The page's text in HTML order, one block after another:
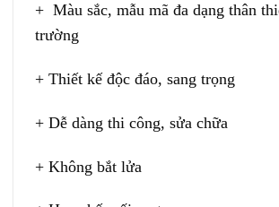
+ Màu sắc, mẫu mã đa dạng thân
trường
+ Thiết kế độc đáo, sang trọng
+ Dễ dàng thi công, sửa chữa
+ Không bắt lửa